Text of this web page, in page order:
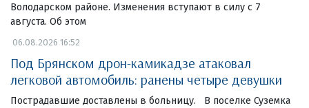
Володарском районе. Изменения вступают в силу с 7
августа. Об этом
06.08.2026 16:52
Под Брянском дрон-камикадзе атаковал
легковой автомобиль: ранены четыре девушки
Пострадавшие доставлены в больницу. В поселке Суземка